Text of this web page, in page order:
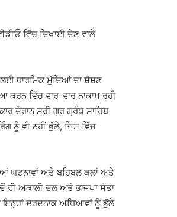
ਵਿੱਚ ਦਿਖਾਈ ਦੇਣ ਵਾਲੇ
ਲਈ ਧਾਰਮਿਕ ਮੁੱਦਿਆਂ ਦਾ ਸ਼ੋਸ਼ਣ
ਵਿੱਚ ਵਾਰ-ਵਾਰ ਨਾਕਾਮ ਰਹੀ
ਦੌਰਾਨ ਸ੍ਰੀ ਗੁਰੂ ਗ੍ਰੰਥ ਸਾਹਿਬ
ਨੂੰ ਵੀ ਨਹੀਂ ਭੁੱਲੇ, ਜਿਸ ਵਿੱਚ
ਘਟਨਾਵਾਂ ਅਤੇ ਬਹਿਬਲ ਕਲਾਂ ਅਤੇ
ਵੀ ਅਕਾਲੀ ਦਲ ਅਤੇ ਭਾਜਪਾ ਸੱਤਾ
ਇਨ੍ਹਾਂ ਦਰਦਨਾਕ ਅਧਿਆਵਾਂ ਨੂੰ ਭੁੱਲੇ